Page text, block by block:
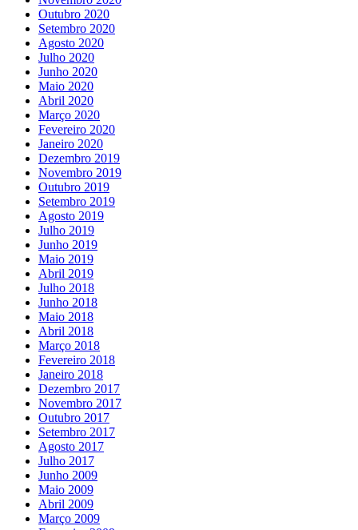
Outubro 2020
Setembro 2020
Agosto 2020
Julho 2020
Junho 2020
Maio 2020
Abril 2020
Março 2020
Fevereiro 2020
Janeiro 2020
Dezembro 2019
Novembro 2019
Outubro 2019
Setembro 2019
Agosto 2019
Julho 2019
Junho 2019
Maio 2019
Abril 2019
Julho 2018
Junho 2018
Maio 2018
Abril 2018
Março 2018
Fevereiro 2018
Janeiro 2018
Dezembro 2017
Novembro 2017
Outubro 2017
Setembro 2017
Agosto 2017
Julho 2017
Junho 2009
Maio 2009
Abril 2009
Março 2009